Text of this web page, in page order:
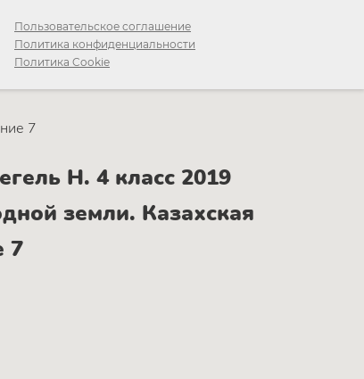
Пользовательское соглашение
Политика конфиденциальности
Политика Cookie
7
Н. 4 класс 2019
земли. Казахская
7